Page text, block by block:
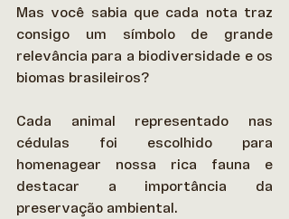
Mas você sabia que cada nota traz
consigo um símbolo de grande
relevância para a biodiversidade e os
biomas brasileiros?
Cada animal representado nas
cédulas foi escolhido para
homenagear nossa rica fauna e
destacar a importância da
preservação ambiental.